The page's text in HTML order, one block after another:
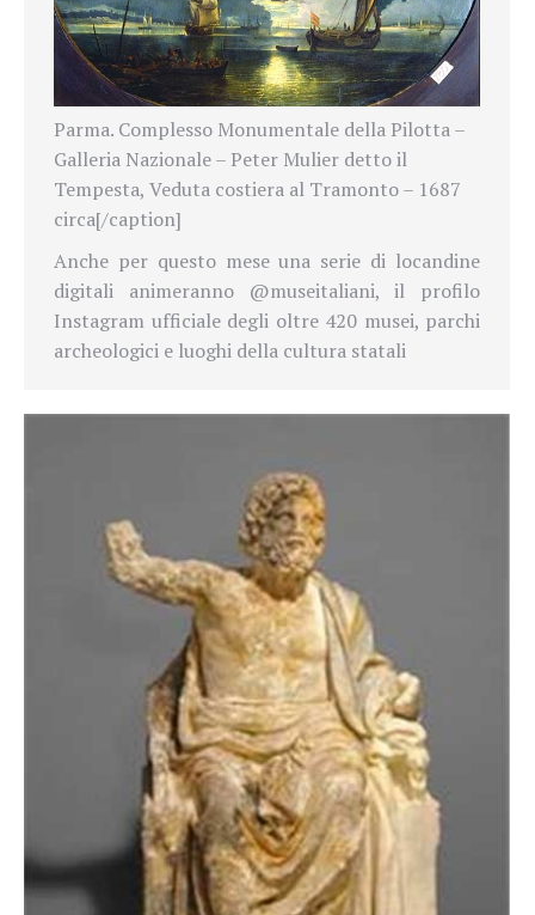
Parma. Complesso Monumentale della Pilotta –
Galleria Nazionale – Peter Mulier detto il
Tempesta, Veduta costiera al Tramonto – 1687
circa[/caption]
Anche per questo mese una serie di locandine
digitali animeranno @museitaliani, il profilo
Instagram ufficiale degli oltre 420 musei, parchi
archeologici e luoghi della cultura statali